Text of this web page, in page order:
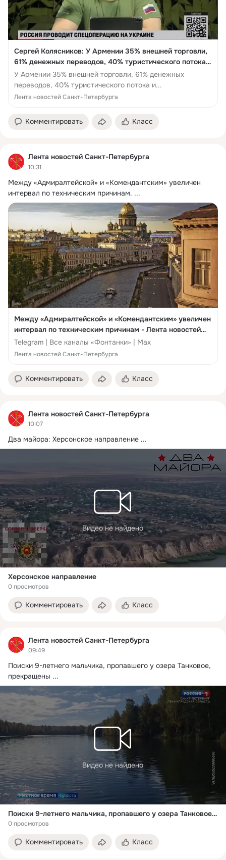
Сергей Колясников: У Армении 35% внешней торговли,
61% денежных переводов, 40% туристического потока и
100% энергоресурсов - это Россия - Лента новостей
Санкт-Петербурга
У Армении 35% внешней торговли, 61% денежных
переводов, 40% туристического потока и...
Лента новостей Санкт-Петербурга
Комментировать Класс
Лента новостей Санкт-Петербурга
10:31
Между «Адмиралтейской» и «Комендантским» увеличен
интервал по техническим причинам. ...
Между «Адмиралтейской» и «Комендантским» увеличен
интервал по техническим причинам - Лента новостей
Санкт-Петербурга
Telegram | Все каналы «Фонтанки» | Max
Лента новостей Санкт-Петербурга
Комментировать Класс
Лента новостей Санкт-Петербурга
10:07
Два майора: Херсонское направление ...
Видео не найдено
Херсонское направление
0 просмотров
Комментировать Класс
Лента новостей Санкт-Петербурга
09:49
Поиски 9-летнего мальчика, пропавшего у озера Танковое,
прекращены ...
Видео не найдено
Поиски 9-летнего мальчика, пропавшего у озера Танковое, прекращены
0 просмотров
Комментировать Класс